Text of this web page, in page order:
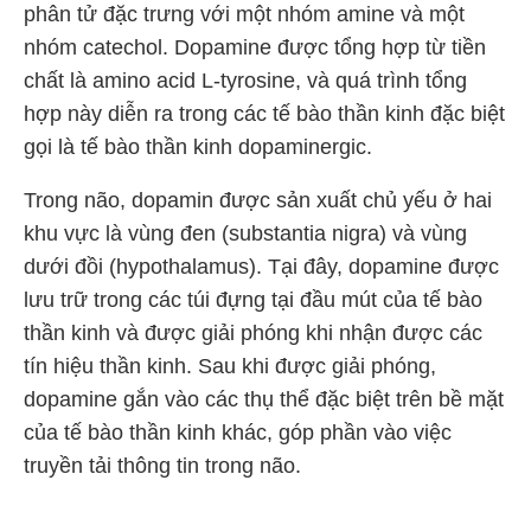
phân tử đặc trưng với một nhóm amine và một
nhóm catechol. Dopamine được tổng hợp từ tiền
chất là amino acid L-tyrosine, và quá trình tổng
hợp này diễn ra trong các tế bào thần kinh đặc biệt
gọi là tế bào thần kinh dopaminergic.
Trong não, dopamin được sản xuất chủ yếu ở hai
khu vực là vùng đen (substantia nigra) và vùng
dưới đồi (hypothalamus). Tại đây, dopamine được
lưu trữ trong các túi đựng tại đầu mút của tế bào
thần kinh và được giải phóng khi nhận được các
tín hiệu thần kinh. Sau khi được giải phóng,
dopamine gắn vào các thụ thể đặc biệt trên bề mặt
của tế bào thần kinh khác, góp phần vào việc
truyền tải thông tin trong não.